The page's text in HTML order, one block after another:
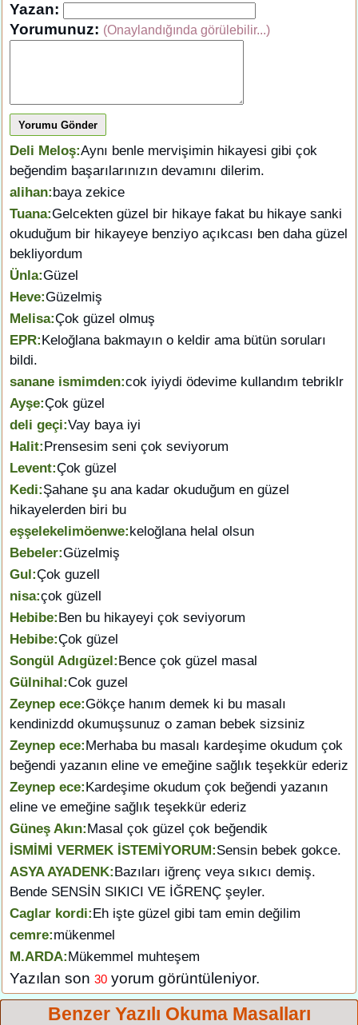
Yazan:
Yorumunuz: (Onaylandığında görülebilir...)
Yorumu Gönder
Deli Meloş:Aynı benle mervişimin hikayesi gibi çok
beğendim başarılarınızın devamını dilerim.
alihan:baya zekice
Tuana:Gelcekten güzel bir hikaye fakat bu hikaye sanki
okuduğum bir hikayeye benziyo açıkcası ben daha güzel
bekliyordum
Ünla:Güzel
Heve:Güzelmiş
Melisa:Çok güzel olmuş
EPR:Keloğlana bakmayın o keldir ama bütün soruları
bildi.
sanane ismimden:cok iyiydi ödevime kullandım tebriklr
Ayşe:Çok güzel
deli geçi:Vay baya iyi
Halit:Prensesim seni çok seviyorum
Levent:Çok güzel
Kedi:Şahane şu ana kadar okuduğum en güzel
hikayelerden biri bu
eşşelekelimöenwe:keloğlana helal olsun
Bebeler:Güzelmiş
Gul:Çok guzell
nisa:çok güzell
Hebibe:Ben bu hikayeyi çok seviyorum
Hebibe:Çok güzel
Songül Adıgüzel:Bence çok güzel masal
Gülnihal:Cok guzel
Zeynep ece:Gökçe hanım demek ki bu masalı
kendinizdd okumuşsunuz o zaman bebek sizsiniz
Zeynep ece:Merhaba bu masalı kardeşime okudum çok
beğendi yazanın eline ve emeğine sağlık teşekkür ederiz
Zeynep ece:Kardeşime okudum çok beğendi yazanın
eline ve emeğine sağlık teşekkür ederiz
Güneş Akın:Masal çok güzel çok beğendik
İSMİMİ VERMEK İSTEMİYORUM:Sensin bebek gokce.
ASYA AYADENK:Bazıları iğrenç veya sıkıcı demiş.
Bende SENSİN SIKICI VE İĞRENÇ şeyler.
Caglar kordi:Eh işte güzel gibi tam emin değilim
cemre:mükenmel
M.ARDA:Mükemmel muhteşem
Yazılan son 30 yorum görüntüleniyor.
Benzer Yazılı Okuma Masalları